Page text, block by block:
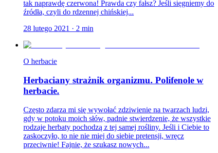
tak naprawdę czerwona! Prawda czy fałsz? Jeśli sięgniemy do
źródła, czyli do rdzennej chińskiej...
28 lutego 2021 · 2 min
O herbacie
Herbaciany strażnik organizmu. Polifenole w
herbacie.
Często zdarza mi się wywołać zdziwienie na twarzach ludzi,
gdy w potoku moich słów, padnie stwierdzenie, że wszystkie
rodzaje herbaty pochodzą z tej samej rośliny. Jeśli i Ciebie to
zaskoczyło, to nie nie miej do siebie pretensji, wręcz
przeciwnie! Fajnie, że szukasz nowych...